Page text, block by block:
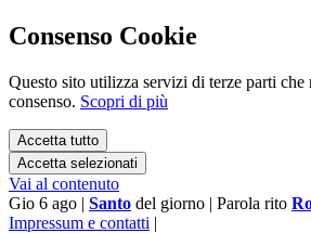
Consenso Cookie
Questo sito utilizza servizi di terze parti
consenso. Scopri di più
Accetta tutto
Accetta selezionati
Vai al contenuto
Gio 6 ago | Santo del giorno | Parola rito
Impressum e contatti |